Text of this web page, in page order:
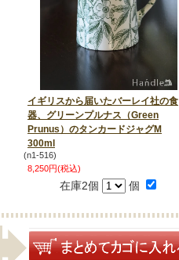
イギリスから届いたバーレイ社の食
器、グリーンプルナス（Green
Prunus）のタンカードジャグM
300ml
(n1-516)
8,250円(税込)
在庫2個 個